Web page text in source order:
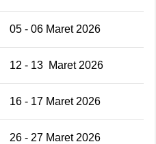
05 - 06 Maret 2026
12 - 13 Maret 2026
16 - 17 Maret 2026
26 - 27 Maret 2026